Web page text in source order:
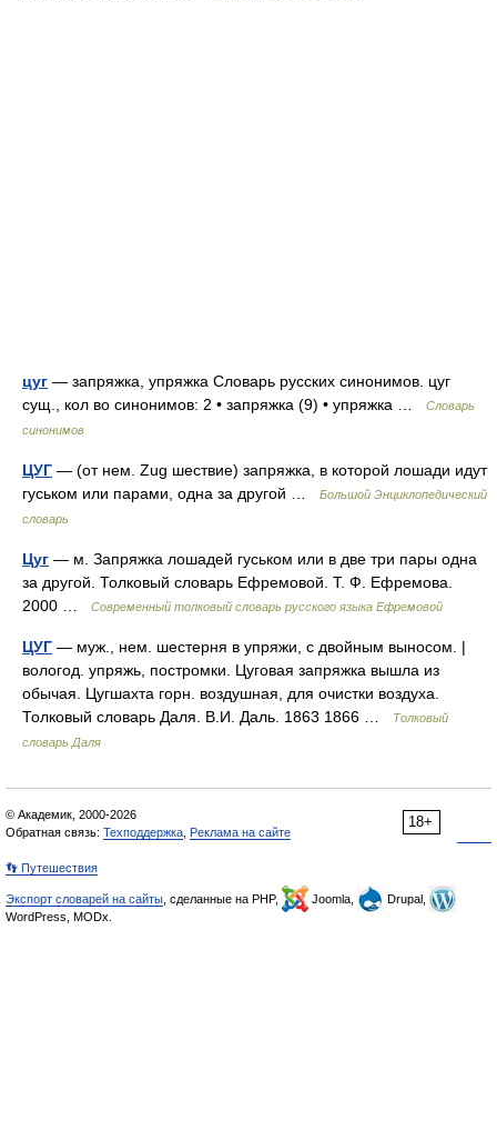
цуг — запряжка, упряжка Словарь русских синонимов. цуг
сущ., кол во синонимов: 2 • запряжка (9) • упряжка …
Словарь
синонимов
ЦУГ — (от нем. Zug шествие) запряжка, в которой лошади идут
гуськом или парами, одна за другой …
Большой Энциклопедический
словарь
Цуг — м. Запряжка лошадей гуськом или в две три пары одна
за другой. Толковый словарь Ефремовой. Т. Ф. Ефремова.
2000 …
Современный толковый словарь русского языка Ефремовой
ЦУГ — муж., нем. шестерня в упряжи, с двойным выносом. |
вологод. упряжь, постромки. Цуговая запряжка вышла из
обычая. Цугшахта горн. воздушная, для очистки воздуха.
Толковый словарь Даля. В.И. Даль. 1863 1866 …
Толковый
словарь Даля
18+
© Академик, 2000-2026
Обратная связь: Техподдержка Реклама на сайте
👣 Путешествия
Экспорт словарей на сайты , сделанные на PHP, Joomla,
Drupal,
WordPress, MODx.